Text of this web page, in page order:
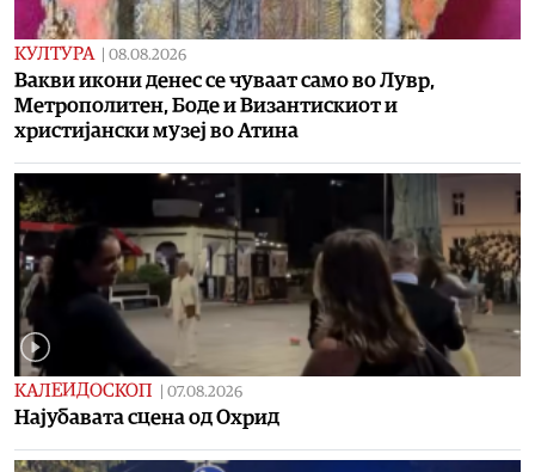
КУЛТУРА | 08.08.2026
Вакви икони денес се чуваат само во Лувр,
Метрополитен, Боде и Византискиот и
христијански музеј во Атина
КАЛЕИДОСКОП | 07.08.2026
Најубавата сцена од Охрид